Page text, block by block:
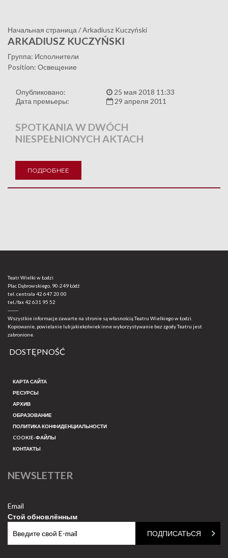
Начальная страница /Arkadiusz Kuczyński
ARKADIUSZ KUCZYŃSKI
Группа: Исполнители
Position: Освещение
Опубликовано:
25 мая 2018 11:33
Дата премьеры:
29 апреля 2011
SPOTKANIA W DWÓCH
NIESPEŁNIONYCH AKTACH
ПОДРОБНЕЕ
Teatr Wielki w Łodzi
Plac Dąbrowskiego, 90-249 Łódź
tel. centrala 42 647 20 00
tel./fax42 631 95 52
-------
Wszystkie informacje zawarte na stronie są własnością Teatru Wielkiego w Łodzi.
Kopiowanie, powielanie lub jakiekolwiek inne wykorzystywanie bez zgody Teatru jest
zabronione.
DOSTĘPNOŚĆ
КАРТА САЙТА
РЕСУРСЫ
АРХИВ
ОБРАЗОВАНИЕ
ПОЛИТИКА КОНФИДЕНЦИАЛЬНОСТИ
COOKIE-ФАЙЛЫ
КОНТАКТЫ
NEWSLETTER
Email
Стой обновлённым